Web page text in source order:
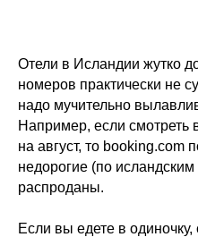
Отели в Исландии жутко
номеров практически не
надо мучительно
Например, если смотреть
на август, то booking.com
недорогие (по
распроданы.
Если вы едете в